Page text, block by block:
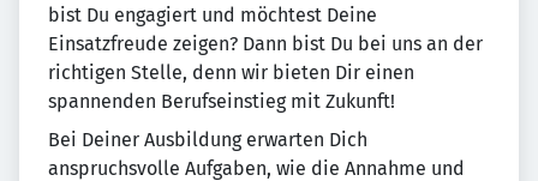
bist Du engagiert und möchtest Deine
Einsatzfreude zeigen? Dann bist Du bei uns an der
richtigen Stelle, denn wir bieten Dir einen
spannenden Berufseinstieg mit Zukunft!
Bei Deiner Ausbildung erwarten Dich
anspruchsvolle Aufgaben, wie die Annahme und